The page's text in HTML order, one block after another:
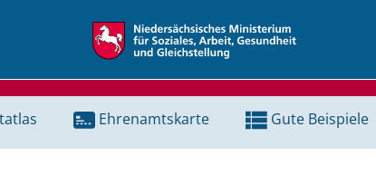
Ehrenamtskarte Gute Beispiele